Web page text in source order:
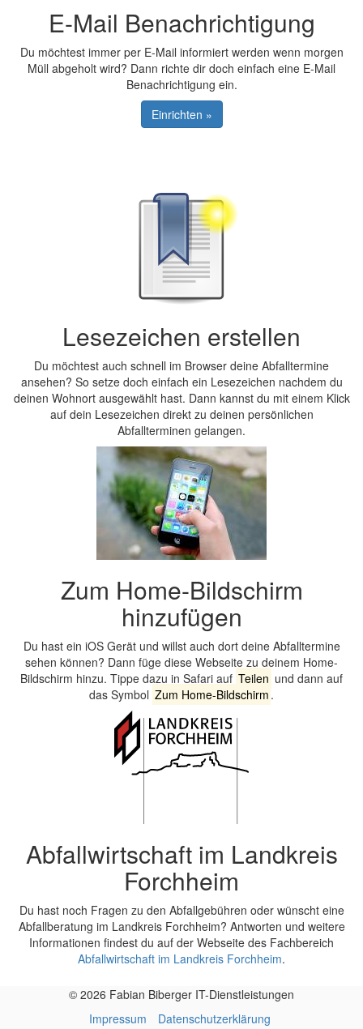
E-Mail Benachrichtigung
Du möchtest immer per E-Mail informiert werden wenn morgen
Müll abgeholt wird? Dann richte dir doch einfach eine E-Mail
Benachrichtigung ein.
Einrichten »
Lesezeichen erstellen
Du möchtest auch schnell im Browser deine Abfalltermine
ansehen? So setze doch einfach ein Lesezeichen nachdem du
deinen Wohnort ausgewählt hast. Dann kannst du mit einem Klick
auf dein Lesezeichen direkt zu deinen persönlichen
Abfallterminen gelangen.
Zum Home-Bildschirm
hinzufügen
Du hast ein iOS Gerät und willst auch dort deine Abfalltermine
sehen können? Dann füge diese Webseite zu deinem Home-
Bildschirm hinzu. Tippe dazu in Safari auf Teilen und dann auf
das Symbol Zum Home-Bildschirm .
Abfallwirtschaft im Landkreis
Forchheim
Du hast noch Fragen zu den Abfallgebühren oder wünscht eine
Abfallberatung im Landkreis Forchheim? Antworten und weitere
Informationen findest du auf der Webseite des Fachbereich
Abfallwirtschaft im Landkreis Forchheim.
© 2026 Fabian Biberger IT-Dienstleistungen
Impressum
Datenschutzerklärung